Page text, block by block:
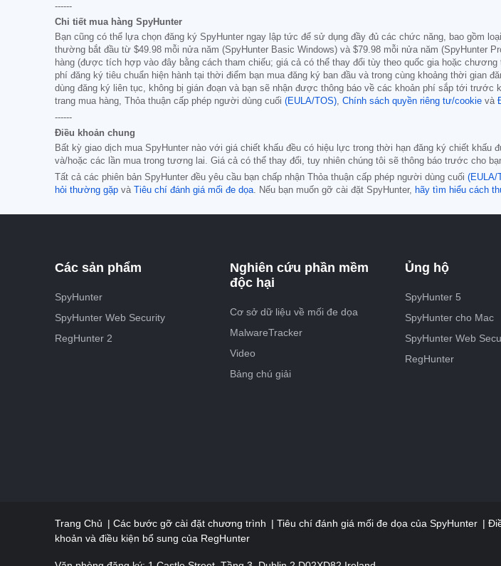
------
Chi tiết mua hàng SpyHunter
Bạn cũng có thể lựa chọn đăng ký SpyHunter ngay lập tức để sử dụng đầy đủ các chức năng, bao gồm
thường bắt đầu từ $49.98 mỗi nửa năm (SpyHunter Basic Windows) và $79.98 mỗi nửa năm (SpyHunter
hàng (được tích hợp vào đây bằng cách tham chiếu; giá cả có thể thay đổi tùy theo quốc gia hoặc
phí đăng ký tiêu chuẩn hiện hành tại thời điểm bạn mua đăng ký ban đầu và trong cùng khoảng thời
dùng đăng ký liên tục, không bị gián đoạn và bạn sẽ nhận được thông báo về các khoản phí sắp tới
trang mua hàng, Thỏa thuận cấp phép người dùng cuối (EULA/TOS) Chính sách quyền riêng tư/cookie và
------
Điều khoản chung
Bất kỳ giao dịch mua SpyHunter nào với giá chiết khấu đều có hiệu lực trong thời hạn đăng ký chiết
và/hoặc các lần mua trong tương lai. Giá cả có thể thay đổi, tuy nhiên chúng tôi sẽ thông báo trước cho
Tất cả các phiên bản SpyHunter đều yêu cầu bạn chấp nhận Thỏa thuận cấp phép người dùng cuối (EULA/
hỏi thường gặp và Tiêu chí đánh giá mối đe dọa . Nếu bạn muốn gỡ cài đặt SpyHunter, hãy tìm hiểu cách
Các sản phẩm
SpyHunter
SpyHunter Web Security
RegHunter 2
Nghiên cứu phần mềm
độc hại
Cơ sở dữ liệu về mối đe dọa
MalwareTracker
Video
Bảng chú giải
Ủng hộ
SpyHunter 5
SpyHunter cho Mac
SpyHunter Web
RegHunter
Trang Chủ Các bước gỡ cài đặt chương trình Tiêu chí đánh giá mối đe dọa của SpyHunter
khoản và điều kiện bổ sung của RegHunter